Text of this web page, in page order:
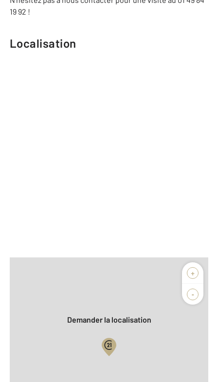
19 92 !
Localisation
+
-
Biens vendus
Demander la localisation